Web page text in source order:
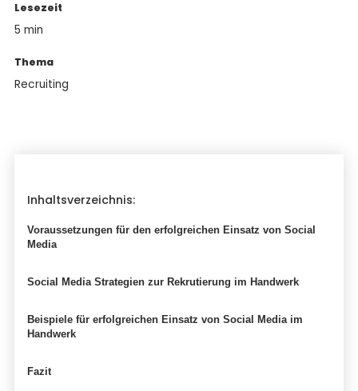
Lesezeit
5 min
Thema
Recruiting
Inhaltsverzeichnis:
Voraussetzungen für den erfolgreichen Einsatz von Social
Media
Social Media Strategien zur Rekrutierung im Handwerk
Beispiele für erfolgreichen Einsatz von Social Media im
Handwerk
Fazit